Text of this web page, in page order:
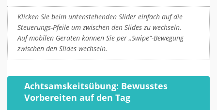
Klicken Sie beim untenstehenden Slider einfach auf die
Steuerungs-Pfeile um zwischen den Slides zu wechseln.
Auf mobilen Geräten können Sie per „Swipe“-Bewegung
zwischen den Slides wechseln.
Achtsamskeitsübung: Bewusstes
Vorbereiten auf den Tag